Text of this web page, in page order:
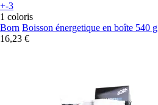
+-3
1 coloris
Born Boisson énergetique en boîte 540 g
16,23 €